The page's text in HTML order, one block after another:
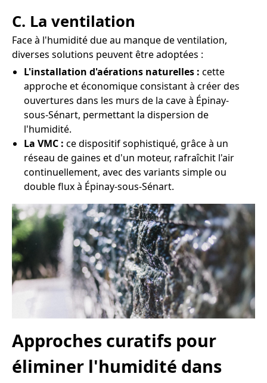
C. La ventilation
Face à l'humidité due au manque de ventilation,
diverses solutions peuvent être adoptées :
L'installation d'aérations naturelles : cette
approche et économique consistant à créer des
ouvertures dans les murs de la cave à Épinay-
sous-Sénart, permettant la dispersion de
l'humidité.
La VMC : ce dispositif sophistiqué, grâce à un
réseau de gaines et d'un moteur, rafraîchit l'air
continuellement, avec des variants simple ou
double flux à Épinay-sous-Sénart.
Approches curatifs pour
éliminer l'humidité dans